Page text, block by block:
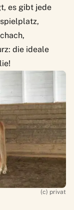
es gibt jede
die ideale
(c) privat